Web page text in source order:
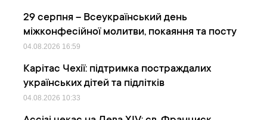
29 серпня – Всеукраїнський день
міжконфесійної молитви, покаяння та посту
04.08.2026 16:59
Карітас Чехії: підтримка постраждалих
українських дітей та підлітків
04.08.2026 10:33